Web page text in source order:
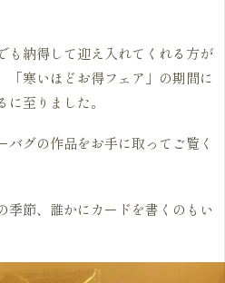
も納得して迎え入れてくれる方が
寒いほどお得フェア」の期間に
至りました。
グの作品をお手に取ってご覧く
季節、誰かにカードを書くのもい